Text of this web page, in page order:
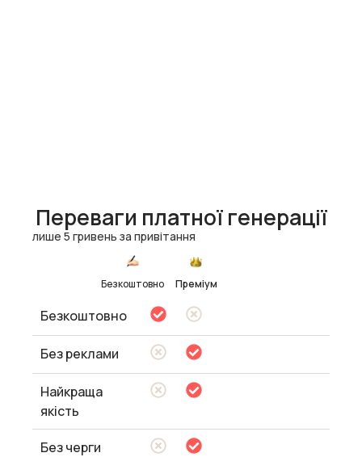
Переваги платної генерації
лише 5 гривень за привітання
Безкоштовно Преміум
Безкоштовно
Без реклами
Найкраща
якість
Без черги